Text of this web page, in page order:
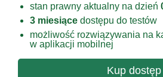
stan prawny aktualny na dzień
3 miesiące dostępu do testów
możliwość rozwiązywania na
w aplikacji mobilnej
Kup dostęp